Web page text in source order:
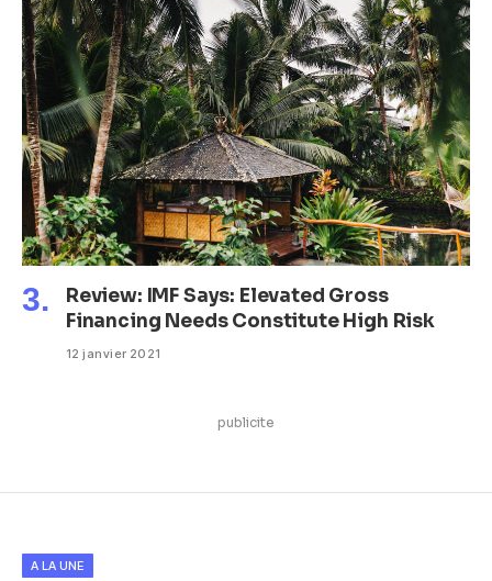
Review: IMF Says: Elevated Gross
Financing Needs Constitute High Risk
12 janvier 2021
publicite
A LA UNE